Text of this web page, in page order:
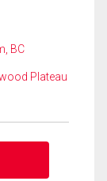
BC
Plateau